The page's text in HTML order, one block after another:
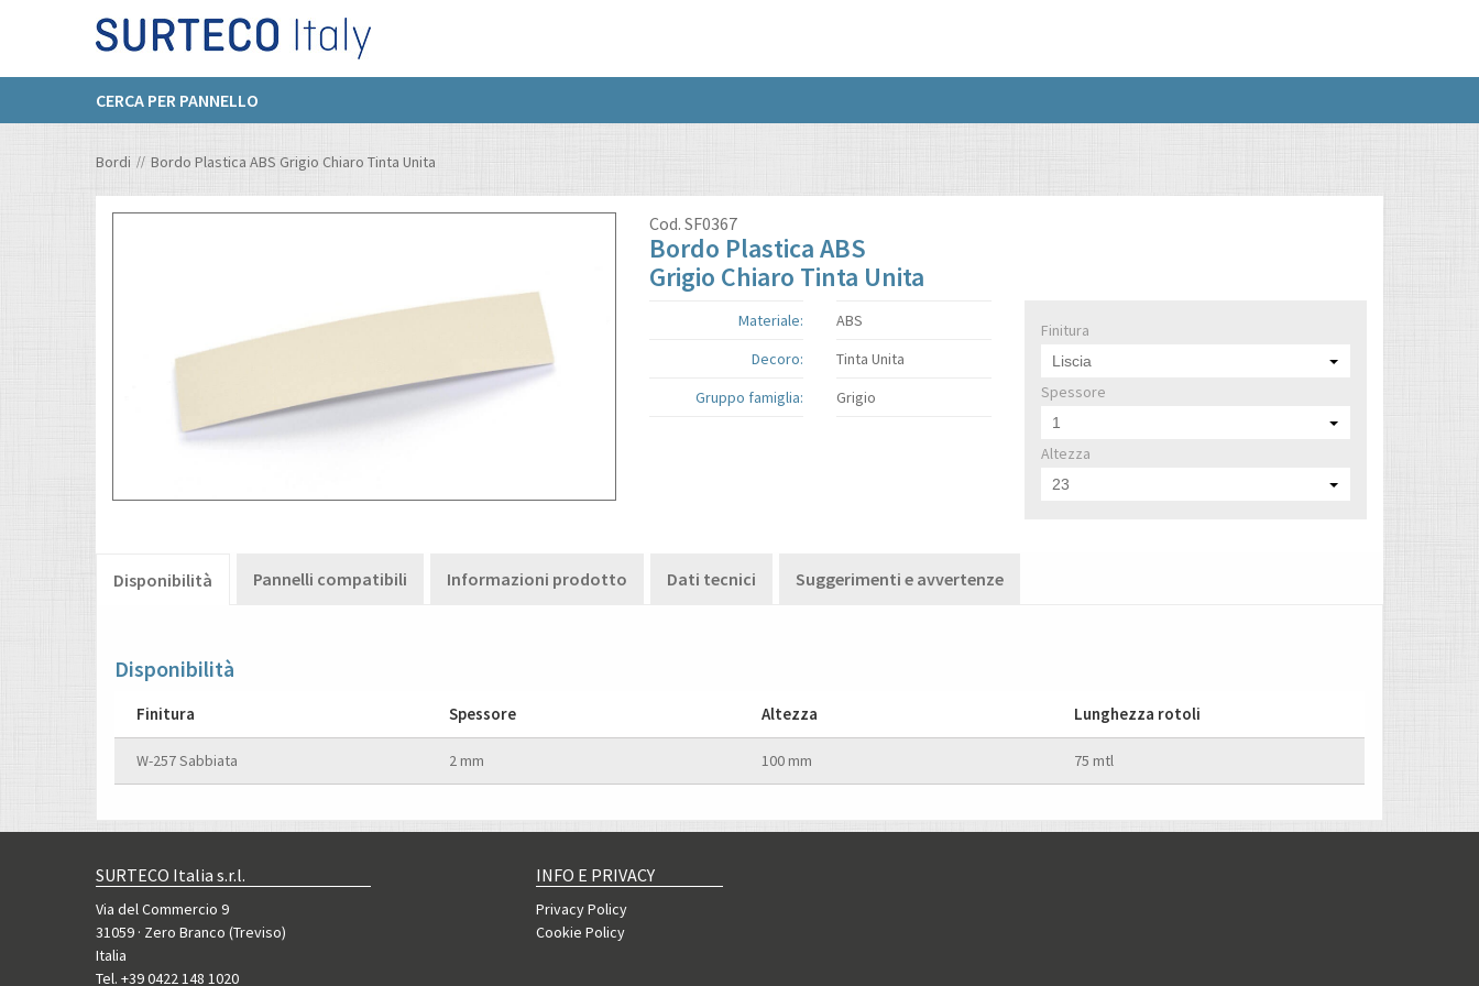
CERCA PER PANNELLO
Bordi Bordo Plastica ABS Grigio Chiaro Tinta Unita
Cod. SF0367
Bordo Plastica ABS
Grigio Chiaro Tinta Unita
Materiale:
Decoro:
Gruppo famiglia:
ABS
Tinta Unita
Grigio
Finitura
Liscia
Spessore
1
Altezza
23
Disponibilità Pannelli compatibili Informazioni prodotto Dati tecnici Suggerimenti e avvertenze
Disponibilità
Finitura Spessore Altezza Lunghezza rotoli
W-257 Sabbiata 2 mm 100 mm 75 mtl
SURTECO Italia s.r.l.
Via del Commercio 9
31059 · Zero Branco (Treviso)
Italia
Tel. +39 0422 148 1020
INFO E PRIVACY
Privacy Policy
Cookie Policy